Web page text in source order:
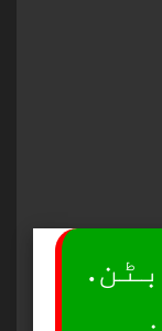
.آپ نیچے والے بٹن